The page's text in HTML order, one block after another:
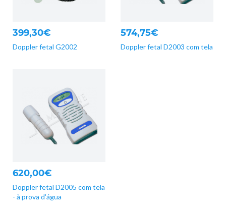
399,30€
Doppler fetal G2002
574,75€
Doppler fetal D2003 com tela
620,00€
Doppler fetal D2005 com tela
- à prova d'água